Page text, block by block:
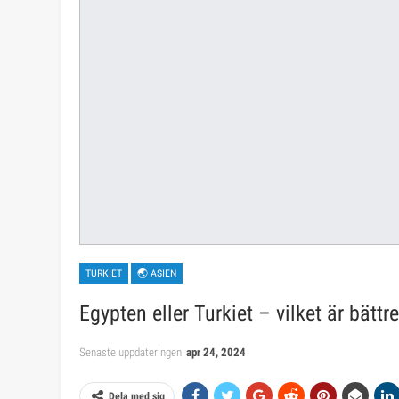
TURKIET 🌏 ASIEN
Egypten eller Turkiet – vilket är
Senaste uppdateringen apr 24, 2024
Dela med sig